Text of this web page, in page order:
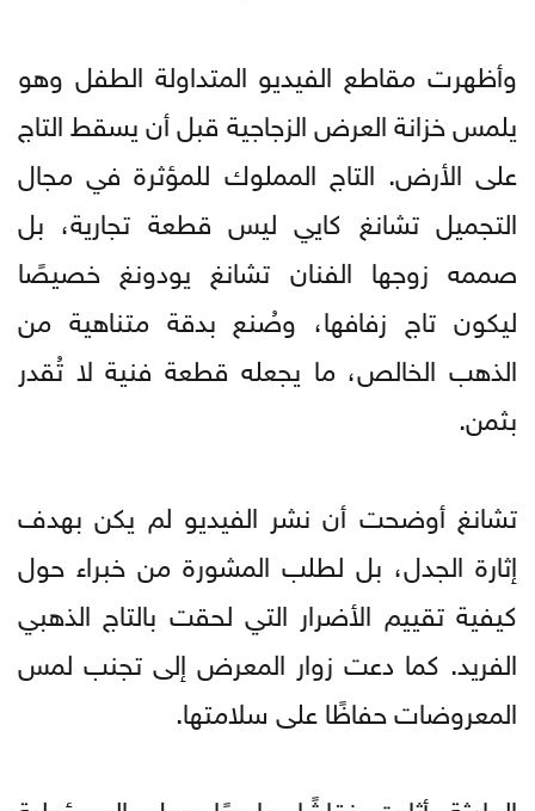
وأظهرت مقاطع الفيديو المتداولة الطفل وهو
يلمس خزانة العرض الزجاجية قبل أن يسقط التاج
على الأرض. التاج المملوك للمؤثرة في مجال
التجميل تشانغ كايي ليس قطعة تجارية، بل
صممه زوجها الفنان تشانغ يودونغ خصيصًا
ليكون تاج زفافها، وصُنع بدقة متناهية من
الذهب الخالص، ما يجعله قطعة فنية لا تُقدر
بثمن.
تشانغ أوضحت أن نشر الفيديو لم يكن بهدف
إثارة الجدل، بل لطلب المشورة من خبراء حول
كيفية تقييم الأضرار التي لحقت بالتاج الذهبي
الفريد. كما دعت زوار المعرض إلى تجنب لمس
المعروضات حفاظًا على سلامتها.